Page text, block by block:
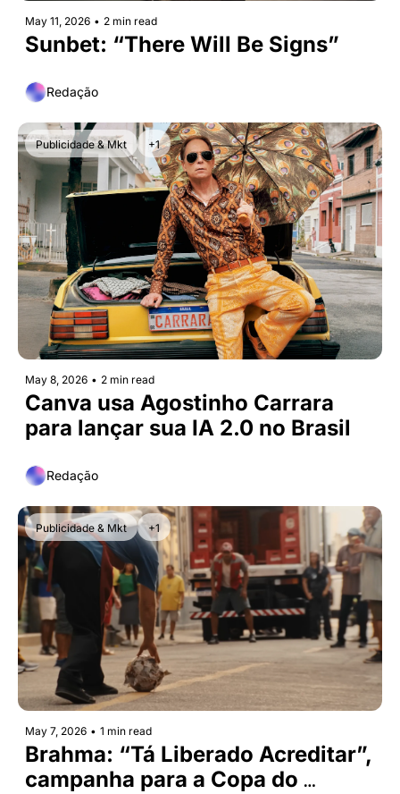
May 11, 2026 • 2 min read
Sunbet: “There Will Be Signs”
Redação
Publicidade & Mkt +1
May 8, 2026 • 2 min read
Canva usa Agostinho Carrara
para lançar sua IA 2.0 no Brasil
Redação
Publicidade & Mkt +1
May 7, 2026 • 1 min read
Brahma: “Tá Liberado Acreditar”,
campanha para a Copa do